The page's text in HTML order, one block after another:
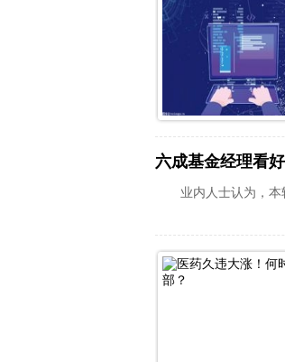
六成基金经理看
业内人士认为，